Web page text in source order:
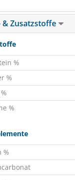
& Zusatzstoffe
%
%
%
%